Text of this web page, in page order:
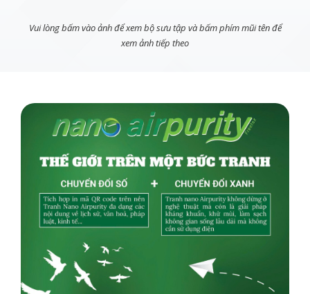
Vui lòng bấm vào ảnh để xem bộ sưu tập và bấm phím mũi tên để
xem ảnh tiếp theo